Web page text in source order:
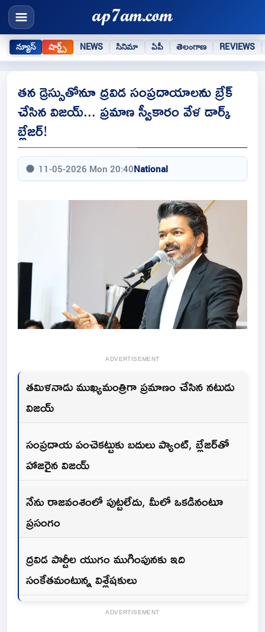
న్యూస్ షార్ట్స్ NEWS సినిమా ఏపీ తెలంగాణ REVIEWS
తన డ్రెస్సుతోనూ ద్రవిడ సంప్రదాయాలను బ్రేక్
చేసిన విజయ్... ప్రమాణ స్వీకారం వేళ డార్క్
బ్లేజర్!
11-05-2026 Mon 20:40National
ADVERTISEMENT
తమిళనాడు ముఖ్యమంత్రిగా ప్రమాణం చేసిన నటుడు
విజయ్
సంప్రదాయ పంచెకట్టుకు బదులు ప్యాంట్, బ్లేజర్‌తో
హాజరైన విజయ్
నేను రాజవంశంలో పుట్టలేదు, మీలో ఒకడినంటూ
ప్రసంగం
ద్రవిడ పార్టీల యుగం ముగింపునకు ఇది
సంకేతమంటున్న విశ్లేషకులు
ADVERTISEMENT